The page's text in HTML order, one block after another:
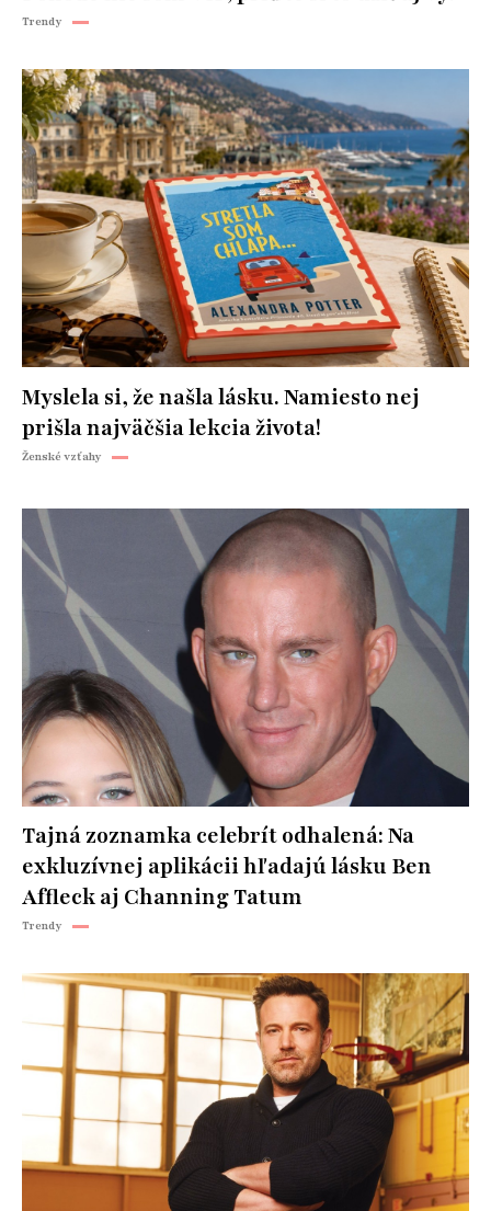
Trendy
Myslela si, že našla lásku. Namiesto nej
prišla najväčšia lekcia života!
Ženské vzťahy
Tajná zoznamka celebrít odhalená: Na
exkluzívnej aplikácii hľadajú lásku Ben
Affleck aj Channing Tatum
Trendy